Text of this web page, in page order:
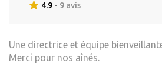
4.9 - 9 avis
Une directrice et équipe
Merci pour nos aînés.